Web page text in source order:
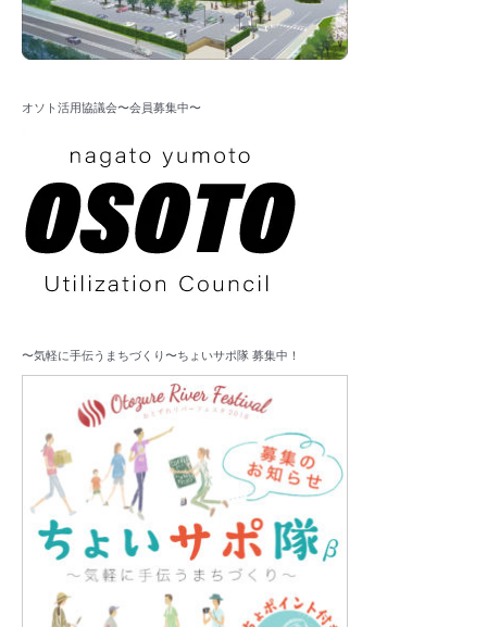
オソト活用協議会〜会員募集中〜
〜気軽に手伝うまちづくり〜ちょいサポ隊 募集中！